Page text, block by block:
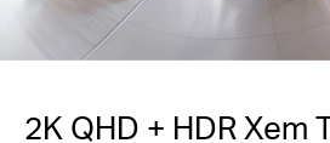
2K QHD + HDR Xem